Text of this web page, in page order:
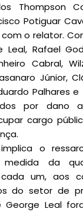
Thompson
Potiguar
o relator.
Leal, Rafael
Cabral,
Júnior,
Palhares
por dano
cargo
o
da
um, aos
do setor de
George Leal